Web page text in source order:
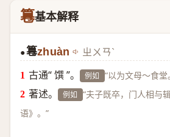
篹基本解释
●篹zhuàn ㄓㄨㄢˋ
古通“ 馔 ”。 例如 “以为文母～食堂
著述。 例如 “夫子既卒，门人相与
语》。”